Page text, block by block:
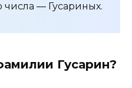
числа — Гусариных.
Гусарин?